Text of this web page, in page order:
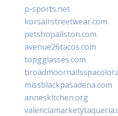
p-sports.net
korsairstreetwear.com
petshopallston.com
avenue26tacos.com
topgglasses.com
missblackpasadena.com
anneskitchen.org